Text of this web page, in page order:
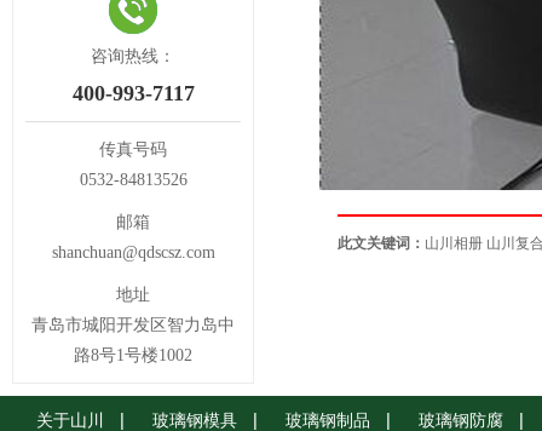
咨询热线：
400-993-7117
传真号码
0532-84813526
邮箱
shanchuan@qdscsz.com
地址
青岛市城阳开发区智力岛中
路8号1号楼1002
此文关键词： 山川相册 山川复
关于山川 玻璃钢模具 玻璃钢制品 玻璃钢防腐